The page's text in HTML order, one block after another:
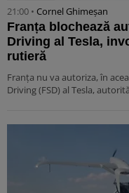
21:00 • Cornel Ghimeșan
Franța blochează
Driving al Tesla,
rutieră
Franța nu va autoriza, în
Driving (FSD) al Tesla,